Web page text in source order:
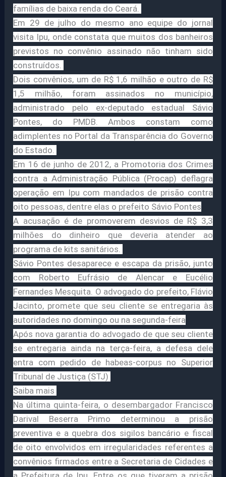
famílias de baixa renda do Ceará.
Em 29 de julho do mesmo ano equipe do jornal
visita Ipu, onde constata que muitos dos banheiros
previstos no convênio assinado não tinham sido
construídos.
Dois convênios, um de R$ 1,6 milhão e outro de R$
1,5 milhão, foram assinados no município,
administrado pelo ex-deputado estadual Sávio
Pontes, do PMDB. Ambos constam como
adimplentes no Portal da Transparência do Governo
do Estado.
Em 16 de junho de 2012, a Promotoria dos Crimes
contra a Administração Pública (Procap) deflagra
operação em Ipu com mandados de prisão contra
oito pessoas, dentre elas o prefeito Sávio Pontes
A acusação é de promoverem desvios de R$ 3,3
milhões do dinheiro que deveria atender ao
programa de kits sanitários.
Sávio Pontes desaparece e escapa da prisão, junto
com Roberto Eufrásio de Alencar e Eucélio
Fernandes Mesquita. O advogado do prefeito, Flávio
Jacinto, promete que seu cliente se entregaria às
autoridades no domingo ou na segunda-feira
Após nova garantia do advogado de que seu cliente
se entregaria ainda na terça-feira, a defesa dele
entra com pedido de habeas-corpus no Superior
Tribunal de Justiça (STJ)
Saiba mais
Na última quinta-feira, o desembargador Francisco
Darival Beserra Primo determinou a prisão
preventiva e a quebra dos sigilos bancário e fiscal
de oito envolvidos em irregularidades referentes a
convênios firmados entre a Secretaria de Cidades e